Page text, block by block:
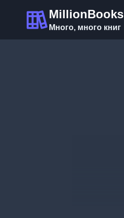
содержимому
MillionBooks
Много, много книг